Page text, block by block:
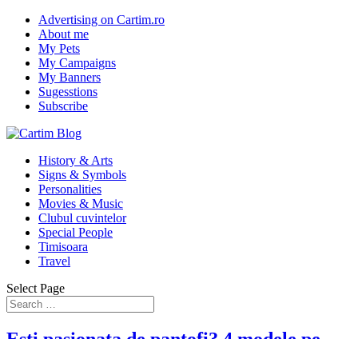
Advertising on Cartim.ro
About me
My Pets
My Campaigns
My Banners
Sugesstions
Subscribe
History & Arts
Signs & Symbols
Personalities
Movies & Music
Clubul cuvintelor
Special People
Timisoara
Travel
Select Page